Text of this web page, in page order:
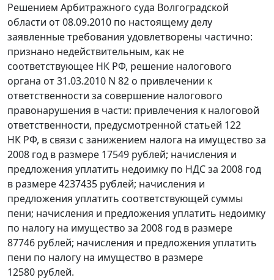
Решением Арбитражного суда Волгоградской
области от 08.09.2010 по настоящему делу
заявленные требования удовлетворены частично:
признано недействительным, как не
соответствующее НК РФ, решение налогового
органа от 31.03.2010 N 82 о привлечении к
ответственности за совершение налогового
правонарушения в части: привлечения к налоговой
ответственности, предусмотренной статьей 122
НК РФ, в связи с занижением налога на имущество за
2008 год в размере 17549 рублей; начисления и
предложения уплатить недоимку по НДС за 2008 год
в размере 4237435 рублей; начисления и
предложения уплатить соответствующей суммы
пени; начисления и предложения уплатить недоимку
по налогу на имущество за 2008 год в размере
87746 рублей; начисления и предложения уплатить
пени по налогу на имущество в размере
12580 рублей.